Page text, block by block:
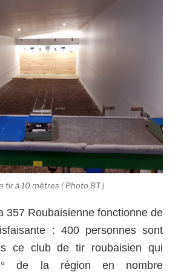
tir à 10 mètres ( Photo BT )
357 Roubaisienne fonctionne de
: 400 personnes sont
ce club de tir roubaisien qui
de la région en nombre